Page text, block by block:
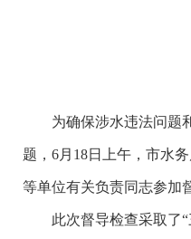
为确保涉水违法问题和
题，6月18日上午，市水
等单位有关负责同志参加
此次督导检查采取了“